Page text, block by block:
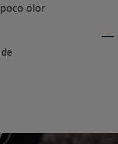
olor